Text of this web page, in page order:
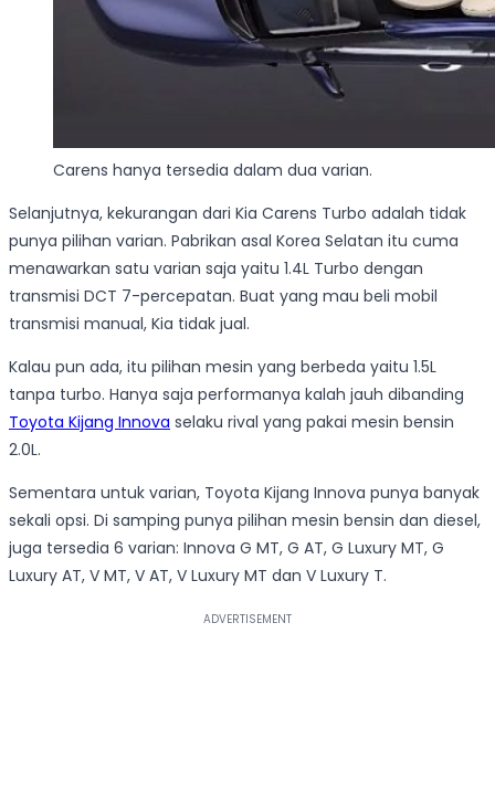
Carens hanya tersedia dalam dua varian.
Selanjutnya, kekurangan dari Kia Carens Turbo adalah tidak
punya pilihan varian. Pabrikan asal Korea Selatan itu cuma
menawarkan satu varian saja yaitu 1.4L Turbo dengan
transmisi DCT 7-percepatan. Buat yang mau beli mobil
transmisi manual, Kia tidak jual.
Kalau pun ada, itu pilihan mesin yang berbeda yaitu 1.5L
tanpa turbo. Hanya saja performanya kalah jauh dibanding
Toyota Kijang Innova selaku rival yang pakai mesin bensin
2.0L.
Sementara untuk varian, Toyota Kijang Innova punya banyak
sekali opsi. Di samping punya pilihan mesin bensin dan diesel,
juga tersedia 6 varian: Innova G MT, G AT, G Luxury MT, G
Luxury AT, V MT, V AT, V Luxury MT dan V Luxury T.